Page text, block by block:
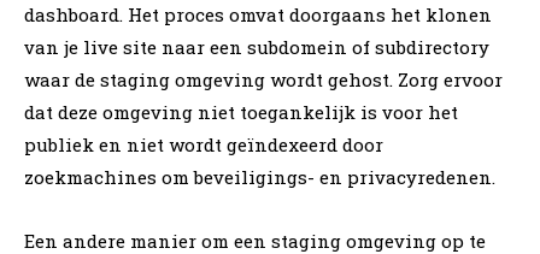
dashboard. Het proces omvat doorgaans het klonen
van je live site naar een subdomein of subdirectory
waar de staging omgeving wordt gehost. Zorg ervoor
dat deze omgeving niet toegankelijk is voor het
publiek en niet wordt geïndexeerd door
zoekmachines om beveiligings- en privacyredenen.
Een andere manier om een staging omgeving op te